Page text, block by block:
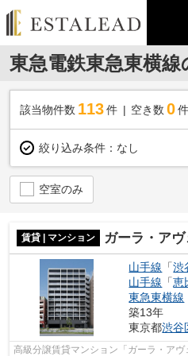
東急電鉄東急東横線
該当物件数 113件 空き数 0 件
絞り込み条件： なし
空室のみ
賃貸 | マンション ガーラ・ア
山手線 「渋
山手線 「恵
東急東横線
築13年
東京都渋谷
高級分譲賃貸マンション「ガーラ・ア